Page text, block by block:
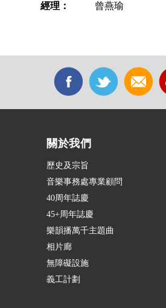
經理：
曾燕瑜
關於我們
歷史及宗旨
音樂事務處專業顧問
40周年誌慶
45+周年誌慶
樂韻播萬千主題曲
相片廊
無障礙設施
義工計劃